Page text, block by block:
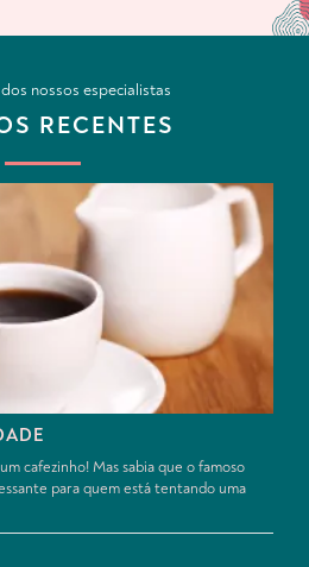
nossos especialistas
RECENTES
cafezinho! Mas sabia que o famoso
para quem está tentando uma